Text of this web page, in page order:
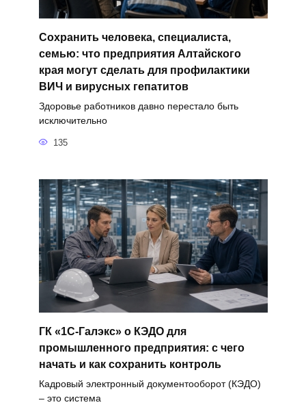
Сохранить человека, специалиста,
семью: что предприятия Алтайского
края могут сделать для профилактики
ВИЧ и вирусных гепатитов
Здоровье работников давно перестало быть
исключительно
135
ГК «1С-Галэкс» о КЭДО для
промышленного предприятия: с чего
начать и как сохранить контроль
Кадровый электронный документооборот (КЭДО)
– это система